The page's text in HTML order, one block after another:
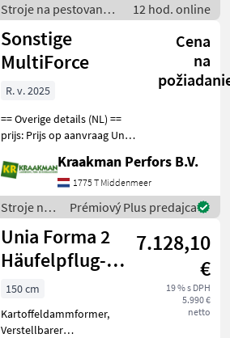
Stroje na pestovanie
zeleniny / Ostatné
stroje na výrobu
zeleniny
12 hod. online
Sonstige
MultiForce
Cena
na
R. v. 2025
== Overige details (NL) ==
prijs: Prijs op aanvraag Unit:
een aanaardkap zonder
kunststof maar een rechte
kap 22, 5 cm bovenbreedte
S
Kraakman Perfors B.V.
1775 T Middenmeer
Stroje na
pestovanie
zeleniny /
Sonstige
Prémiový Plus predajca
Unia Forma 2
Häufelpflug-
Dammformer
7.128,10
€
19 % s DPH
5.990 €
netto
150 cm
Kartoffeldammformer,
Verstellbarer